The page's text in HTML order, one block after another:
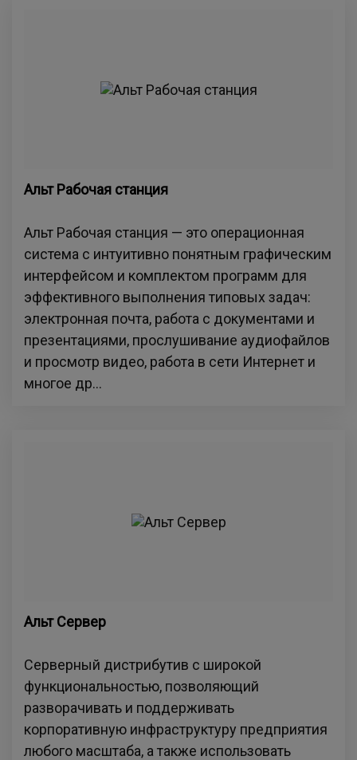
Альт Рабочая станция
Альт Рабочая станция — это операционная
система с интуитивно понятным графическим
интерфейсом и комплектом программ для
эффективного выполнения типовых задач:
электронная почта, работа с документами и
презентациями, прослушивание аудиофайлов
и просмотр видео, работа в сети Интернет и
многое др...
Альт Сервер
Серверный дистрибутив с широкой
функциональностью, позволяющий
разворачивать и поддерживать
корпоративную инфраструктуру предприятия
любого масштаба, а также использовать